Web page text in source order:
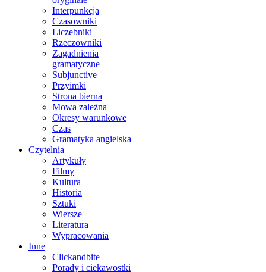
Interpunkcja
Czasowniki
Liczebniki
Rzeczowniki
Zagadnienia
gramatyczne
Subjunctive
Przyimki
Strona bierna
Mowa zależna
Okresy warunkowe
Czas
Gramatyka angielska
Czytelnia
Artykuły
Filmy
Kultura
Historia
Sztuki
Wiersze
Literatura
Wypracowania
Inne
Clickandbite
Porady i ciekawostki